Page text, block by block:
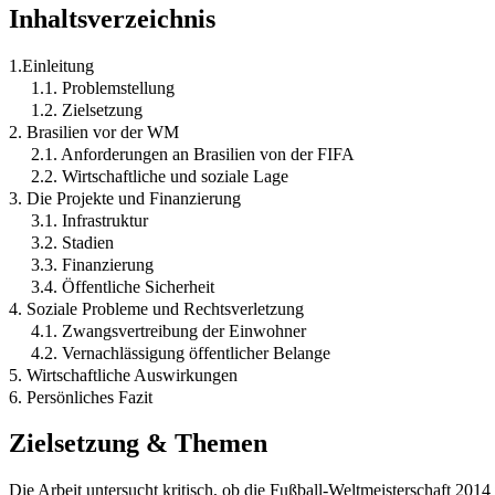
Inhaltsverzeichnis
1.Einleitung
1.1. Problemstellung
1.2. Zielsetzung
2. Brasilien vor der WM
2.1. Anforderungen an Brasilien von der FIFA
2.2. Wirtschaftliche und soziale Lage
3. Die Projekte und Finanzierung
3.1. Infrastruktur
3.2. Stadien
3.3. Finanzierung
3.4. Öffentliche Sicherheit
4. Soziale Probleme und Rechtsverletzung
4.1. Zwangsvertreibung der Einwohner
4.2. Vernachlässigung öffentlicher Belange
5. Wirtschaftliche Auswirkungen
6. Persönliches Fazit
Zielsetzung & Themen
Die Arbeit untersucht kritisch, ob die Fußball-Weltmeisterschaft